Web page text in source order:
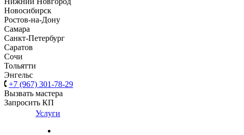
Новосибирск
Ростов-на-Дону
Самара
Санкт-Петербург
Саратов
Сочи
Тольятти
Энгельс
+7 (967) 301-78-29
Вызвать мастера
Запросить КП
Услуги